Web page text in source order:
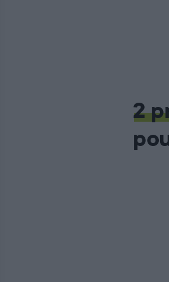
La synthèse de cette étude met en
2